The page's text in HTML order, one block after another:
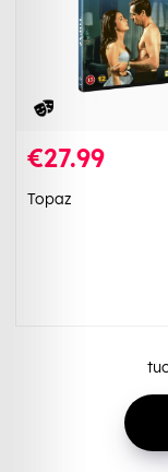
€27.99
Topaz